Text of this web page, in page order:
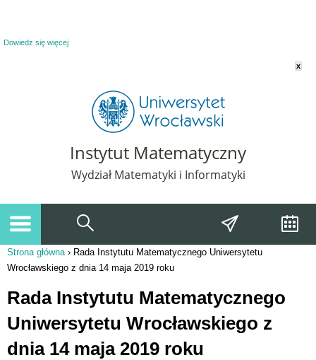
Dowiedz się więcej
x
Instytut Matematyczny
Wydział Matematyki i Informatyki
Jesteś tutaj
Strona główna› Rada Instytutu Matematycznego Uniwersytetu
Wrocławskiego z dnia 14 maja 2019 roku
Rada Instytutu Matematycznego
Uniwersytetu Wrocławskiego z
dnia 14 maja 2019 roku